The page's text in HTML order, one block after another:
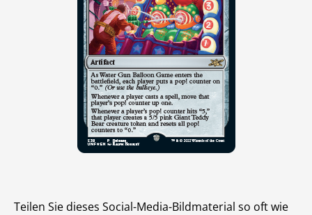
Teilen Sie dieses Social-Media-Bildmaterial so oft wie